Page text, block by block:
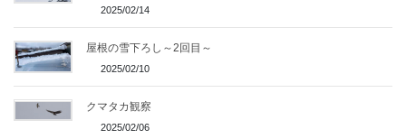
2025/02/14
屋根の雪下ろし～2回目～
2025/02/10
クマタカ観察
2025/02/06